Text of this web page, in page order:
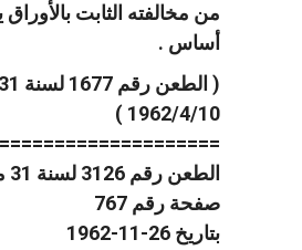
من مخالفته الثابت
أساس .
1962/4/10 )
صفحة رقم 767
بتاريخ 26-11-1962